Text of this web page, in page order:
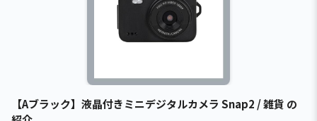
【Aブラック】液晶付きミニデジタルカメラ Snap2 / 雑貨 の